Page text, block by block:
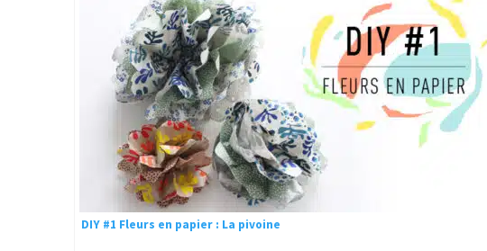
DIY #1 Fleurs en papier : La pivoine